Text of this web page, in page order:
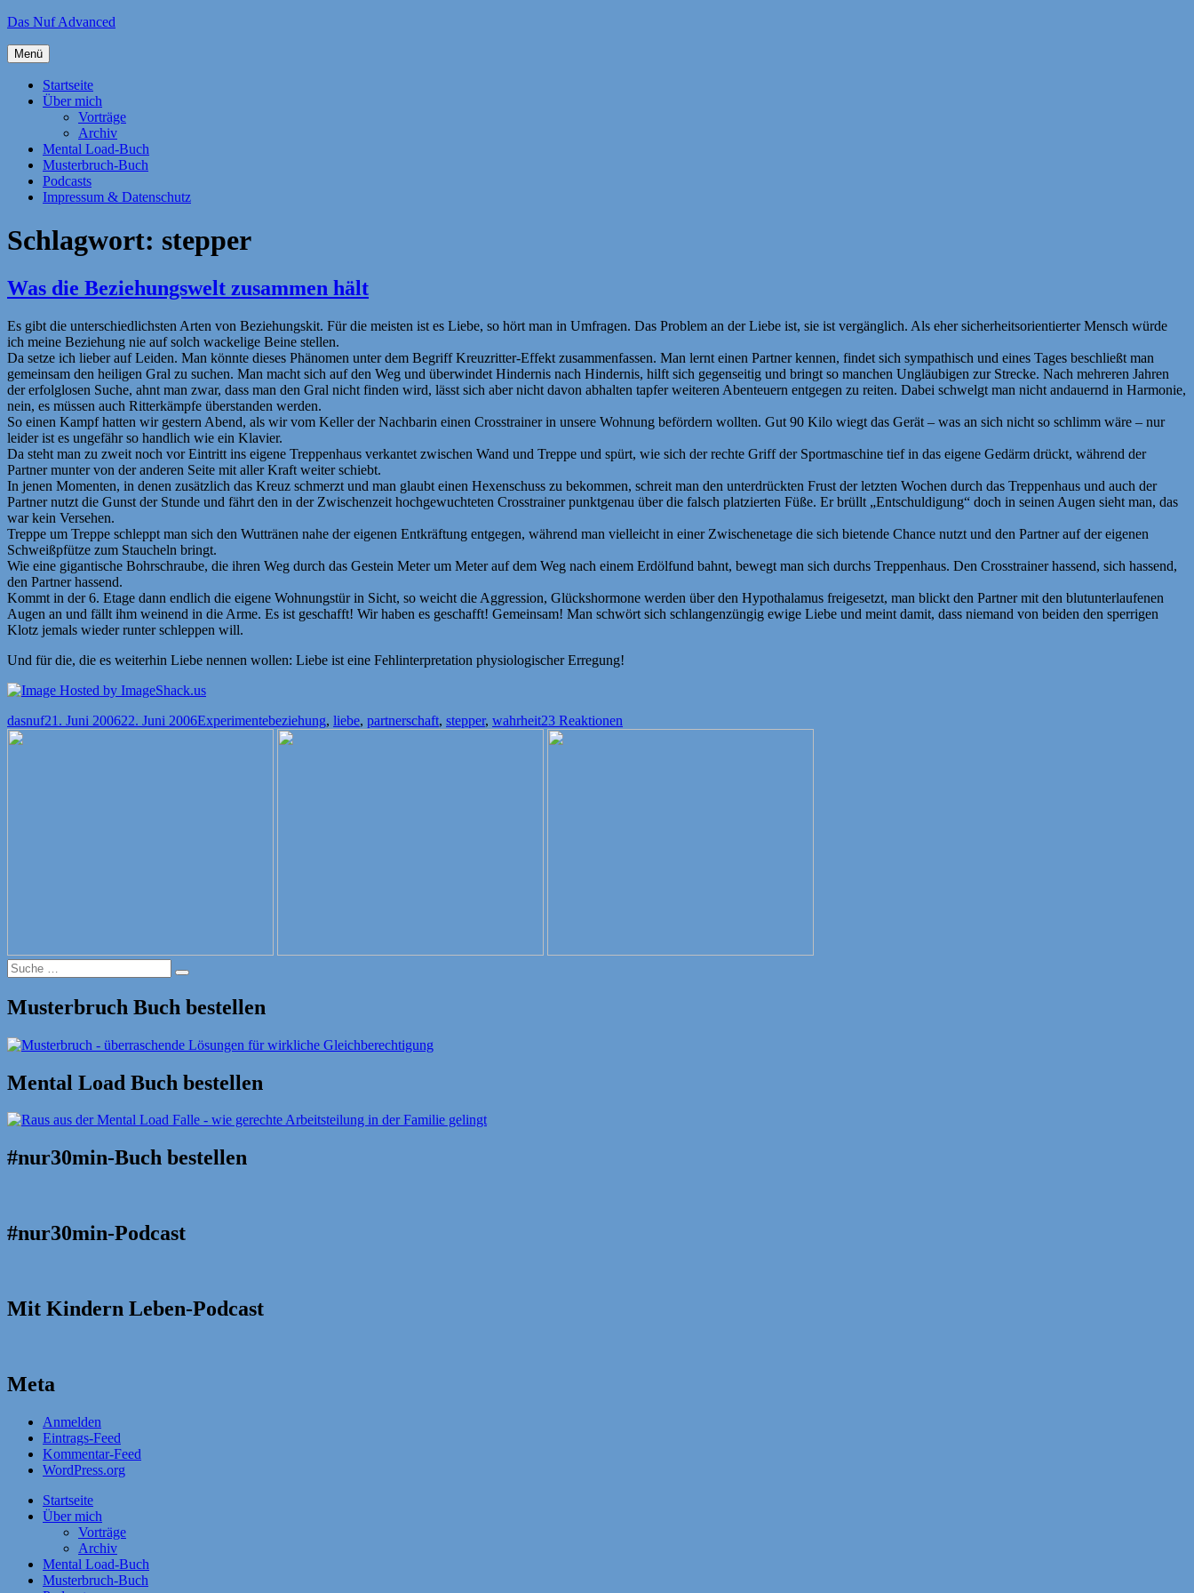
Zum
springen
Das Nuf Advanced
Menü
Startseite
Über mich
Vorträge
Archiv
Mental Load-Buch
Musterbruch-Buch
Podcasts
Impressum & Datenschutz
Schlagwort: stepper
Was die Beziehungswelt zusammen hält
Es gibt die unterschiedlichsten Arten von Beziehungskit. Für die meisten ist es Liebe, so hört man in Umfragen. Das Problem an der Liebe ist, sie ist vergänglich. Als eher sicherheitsorientierter Mensch würde
ich meine Beziehung nie auf solch wackelige Beine stellen.
Da setze ich lieber auf Leiden. Man könnte dieses Phänomen unter dem Begriff Kreuzritter-Effekt zusammenfassen. Man lernt einen Partner kennen, findet sich sympathisch und eines Tages beschließt man
gemeinsam den heiligen Gral zu suchen. Man macht sich auf den Weg und überwindet Hindernis nach Hindernis, hilft sich gegenseitig und bringt so manchen Ungläubigen zur Strecke. Nach mehreren Jahren
der erfolglosen Suche, ahnt man zwar, dass man den Gral nicht finden wird, lässt sich aber nicht davon abhalten tapfer weiteren Abenteuern entgegen zu reiten. Dabei schwelgt man nicht andauernd in Harmonie,
nein, es müssen auch Ritterkämpfe überstanden werden.
So einen Kampf hatten wir gestern Abend, als wir vom Keller der Nachbarin einen Crosstrainer in unsere Wohnung befördern wollten. Gut 90 Kilo wiegt das Gerät – was an sich nicht so schlimm wäre – nur
leider ist es ungefähr so handlich wie ein Klavier.
Da steht man zu zweit noch vor Eintritt ins eigene Treppenhaus verkantet zwischen Wand und Treppe und spürt, wie sich der rechte Griff der Sportmaschine tief in das eigene Gedärm drückt, während der
Partner munter von der anderen Seite mit aller Kraft weiter schiebt.
In jenen Momenten, in denen zusätzlich das Kreuz schmerzt und man glaubt einen Hexenschuss zu bekommen, schreit man den unterdrückten Frust der letzten Wochen durch das Treppenhaus und auch der
Partner nutzt die Gunst der Stunde und fährt den in der Zwischenzeit hochgewuchteten Crosstrainer punktgenau über die falsch platzierten Füße. Er brüllt „Entschuldigung“ doch in seinen Augen sieht man, das
war kein Versehen.
Treppe um Treppe schleppt man sich den Wuttränen nahe der eigenen Entkräftung entgegen, während man vielleicht in einer Zwischenetage die sich bietende Chance nutzt und den Partner auf der eigenen
Schweißpfütze zum Staucheln bringt.
Wie eine gigantische Bohrschraube, die ihren Weg durch das Gestein Meter um Meter auf dem Weg nach einem Erdölfund bahnt, bewegt man sich durchs Treppenhaus. Den Crosstrainer hassend, sich hassend,
den Partner hassend.
Kommt in der 6. Etage dann endlich die eigene Wohnungstür in Sicht, so weicht die Aggression, Glückshormone werden über den Hypothalamus freigesetzt, man blickt den Partner mit den blutunterlaufenen
Augen an und fällt ihm weinend in die Arme. Es ist geschafft! Wir haben es geschafft! Gemeinsam! Man schwört sich schlangenzüngig ewige Liebe und meint damit, dass niemand von beiden den sperrigen
Klotz jemals wieder runter schleppen will.
Und für die, die es weiterhin Liebe nennen wollen: Liebe ist eine Fehlinterpretation physiologischer Erregung!
Autor
dasnufVeröffentlicht
21. Juni 200622. Juni 2006Kategorien
ExperimenteSchlagwörter
beziehung, liebe, partnerschaft, stepper, wahrheit23 Reaktionen
Suche
nach:
Suche
Musterbruch Buch bestellen
Mental Load Buch bestellen
#nur30min-Buch bestellen
#nur30min-Podcast
Mit Kindern Leben-Podcast
Meta
Anmelden
Eintrags-Feed
Kommentar-Feed
WordPress.org
Startseite
Über mich
Vorträge
Archiv
Mental Load-Buch
Musterbruch-Buch